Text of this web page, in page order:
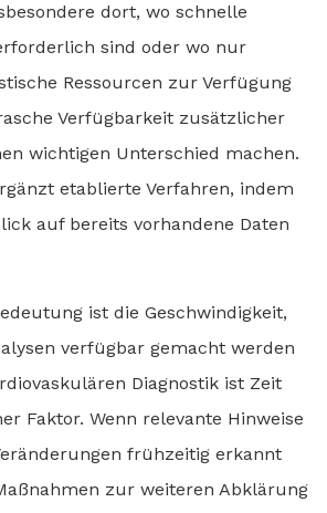
dort, wo schnelle
sind oder wo nur
Ressourcen zur Verfügung
Verfügbarkeit zusätzlicher
wichtigen Unterschied machen.
etablierte Verfahren, indem
auf bereits vorhandene Daten
ist die Geschwindigkeit,
verfügbar gemacht werden
Diagnostik ist Zeit
Faktor. Wenn relevante Hinweise
frühzeitig erkannt
zur weiteren Abklärung